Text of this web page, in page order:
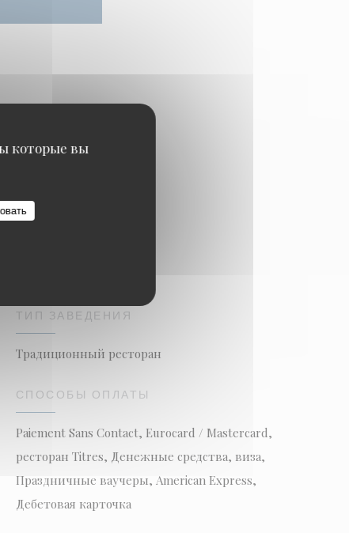
которые вы
ТИП ЗАВЕДЕНИЯ
Традиционный ресторан
СПОСОБЫ ОПЛАТЫ
Paiement Sans Contact, Eurocard / Mastercard,
ресторан Titres, Денежные средства, виза,
Праздничные ваучеры, American Express,
Дебетовая карточка